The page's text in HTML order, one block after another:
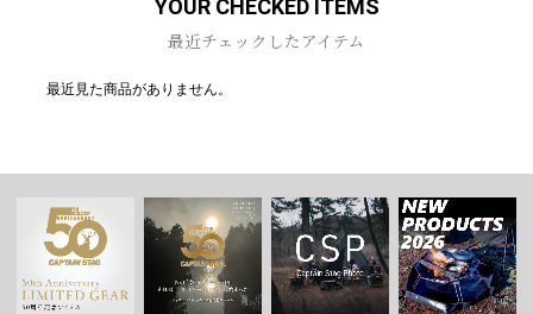
YOUR CHECKED ITEMS
最近チェックしたアイテム
最近見た商品がありません。